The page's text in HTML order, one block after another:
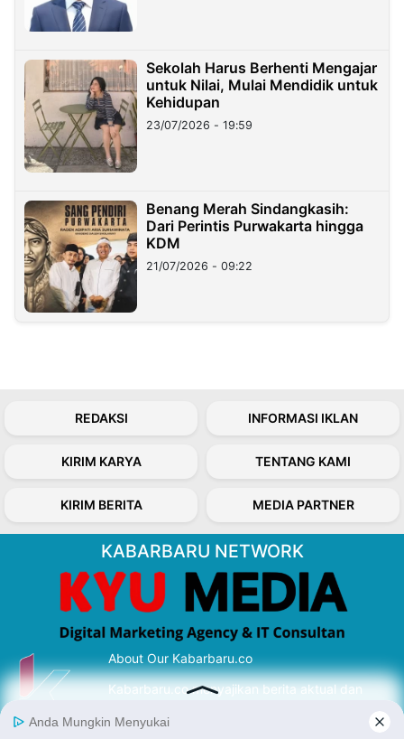
Sekolah Harus Berhenti Mengajar
untuk Nilai, Mulai Mendidik untuk
Kehidupan
23/07/2026 - 19:59
Benang Merah Sindangkasih:
Dari Perintis Purwakarta hingga
KDM
21/07/2026 - 09:22
REDAKSI INFORMASI IKLAN
KIRIM KARYA TENTANG KAMI
KIRIM BERITA MEDIA PARTNER
KABARBARU NETWORK
About Our Kabarbaru.co
Kabarbaru.co menyajikan berita aktual dan
serta terverifikasi dari sumber yang tepat.